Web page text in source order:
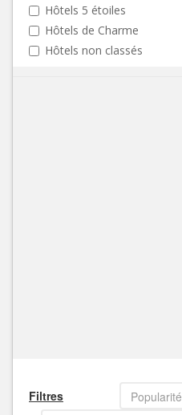
Hôtels 5 étoiles
Hôtels de Charme
Hôtels non classés
Filtres
Popularité